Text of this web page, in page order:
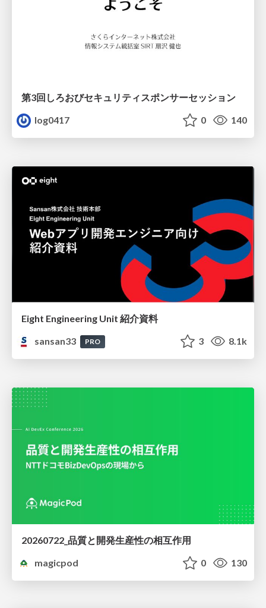
第3回しろおびセキュリティスポンサーセッション
log0417
0 140
Eight Engineering Unit 紹介資料
sansan33
PRO 3 8.1k
20260722_品質と開発生産性の相互作用
magicpod
0 130